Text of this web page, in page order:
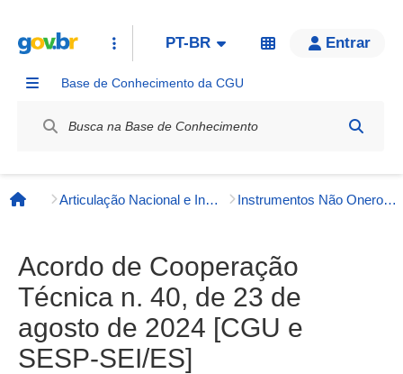
PT-BR Entrar
Base de Conhecimento da CGU
Página inicial
Articulação Nacional e Internacional Instrumentos Não Onerosos
Acordo de Cooperação
Técnica n. 40, de 23 de
agosto de 2024 [CGU e
SESP-SEI/ES]